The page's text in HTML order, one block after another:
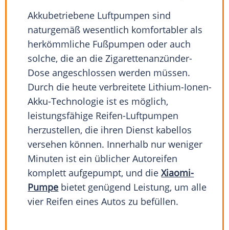
Akkubetriebene Luftpumpen sind
naturgemäß wesentlich komfortabler als
herkömmliche Fußpumpen oder auch
solche, die an die Zigarettenanzünder-
Dose angeschlossen werden müssen.
Durch die heute verbreitete Lithium-Ionen-
Akku-Technologie ist es möglich,
leistungsfähige Reifen-Luftpumpen
herzustellen, die ihren Dienst kabellos
versehen können. Innerhalb nur weniger
Minuten ist ein üblicher Autoreifen
komplett aufgepumpt, und dieXiaomi-
Pumpe bietet genügend Leistung, um alle
vier Reifen eines Autos zu befüllen.